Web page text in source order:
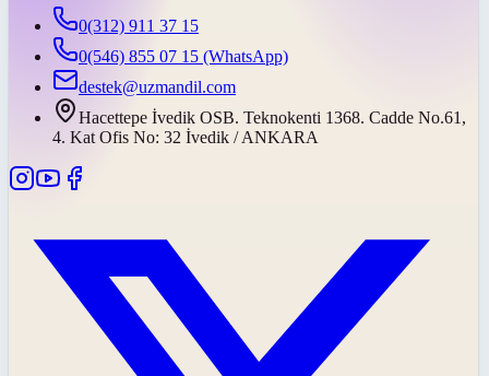
0(312) 911 37 15
0(546) 855 07 15 (WhatsApp)
destek@uzmandil.com
Hacettepe İvedik OSB. Teknokenti 1368. Cadde No.61,
4. Kat Ofis No: 32 İvedik / ANKARA